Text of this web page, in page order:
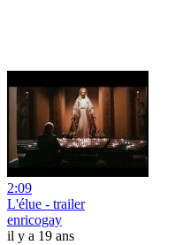
2:09
L'élue - trailer
enricogay
il y a 19 ans